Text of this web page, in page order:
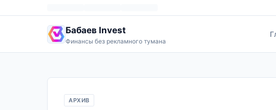
Бабаев Invest
Финансы без рекламного тумана
АРХИВ